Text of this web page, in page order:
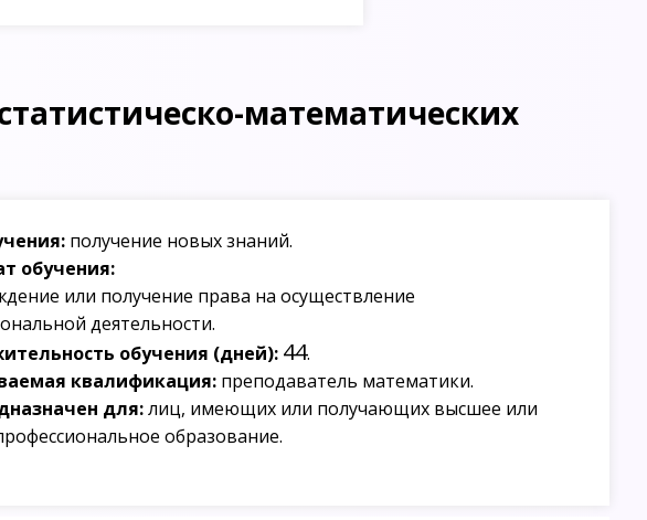
математических
получение новых знаний.
обучения:
или получение права на осуществление
деятельности.
обучения (дней): 44.
квалификация: преподаватель математики.
для:лиц, имеющих или получающих высшее или
образование.